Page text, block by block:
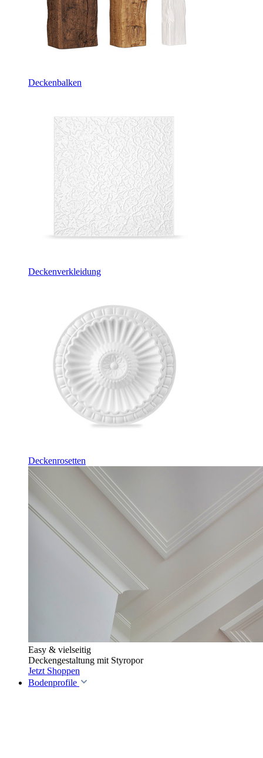
Deckenbalken
Deckenverkleidung
Deckenrosetten
Easy & vielseitig
Deckengestaltung mit Styropor
Jetzt Shoppen
Bodenprofile